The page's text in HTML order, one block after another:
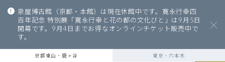
泉屋博古館（京都・本館）は現在休館中です。寛永行幸四
百年記念 特別展「寛永行幸と花の都の文化びと」は9月5日
開幕です。9月4日までお得なオンラインチケット販売中で
す。
京都東山・鹿ヶ谷 東京・六本木